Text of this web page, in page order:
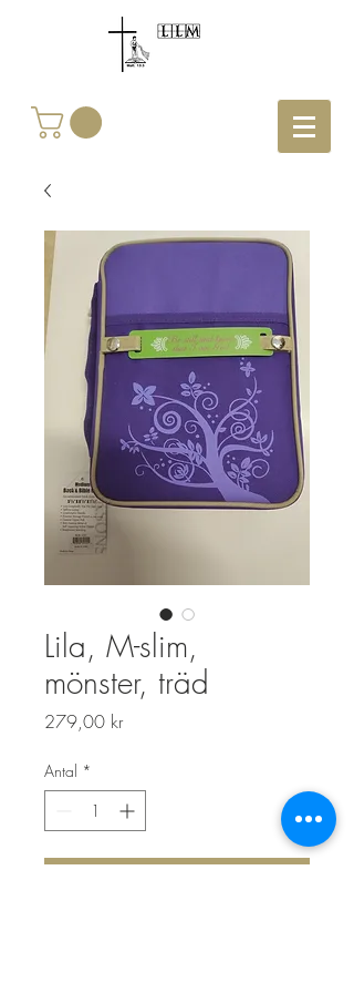
Lila, M-slim,
mönster, träd
279,00 krPris
Antal *